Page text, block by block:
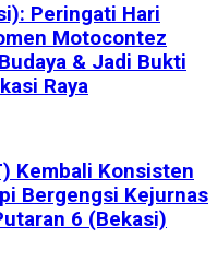
Peringati Hari
Motocontez
& Jadi Bukti
Raya
Kembali Konsisten
Bergengsi Kejurnas
6 (Bekasi)